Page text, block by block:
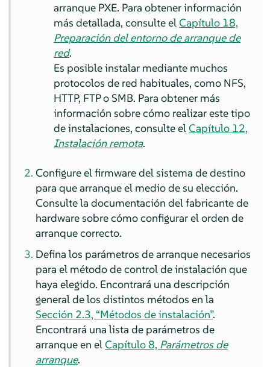
arranque PXE. Para obtener información
más detallada, consulte elCapítulo 18,
Preparación del entorno de arranque de
red.
Es posible instalar mediante muchos
protocolos de red habituales, como NFS,
HTTP, FTP o SMB. Para obtener más
información sobre cómo realizar este tipo
de instalaciones, consulte elCapítulo 12,
Instalación remota.
Configure el firmware del sistema de destino
para que arranque el medio de su elección.
Consulte la documentación del fabricante de
hardware sobre cómo configurar el orden de
arranque correcto.
Defina los parámetros de arranque necesarios
para el método de control de instalación que
haya elegido. Encontrará una descripción
general de los distintos métodos en la
Sección 2.3, “Métodos de instalación”.
Encontrará una lista de parámetros de
arranque en elCapítulo 8, Parámetros de
arranque.